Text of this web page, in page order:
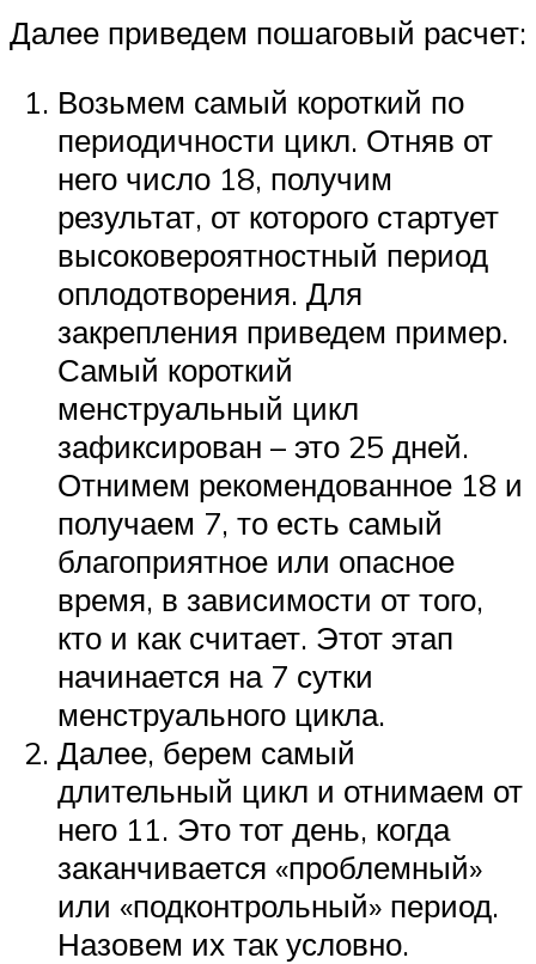
Далее приведем пошаговый расчет:
Возьмем самый короткий по
периодичности цикл. Отняв от
него число 18, получим
результат, от которого стартует
высоковероятностный период
оплодотворения. Для
закрепления приведем пример.
Самый короткий
менструальный цикл
зафиксирован – это 25 дней.
Отнимем рекомендованное 18 и
получаем 7, то есть самый
благоприятное или опасное
время, в зависимости от того,
кто и как считает. Этот этап
начинается на 7 сутки
менструального цикла.
Далее, берем самый
длительный цикл и отнимаем от
него 11. Это тот день, когда
заканчивается «проблемный»
или «подконтрольный» период.
Назовем их так условно.